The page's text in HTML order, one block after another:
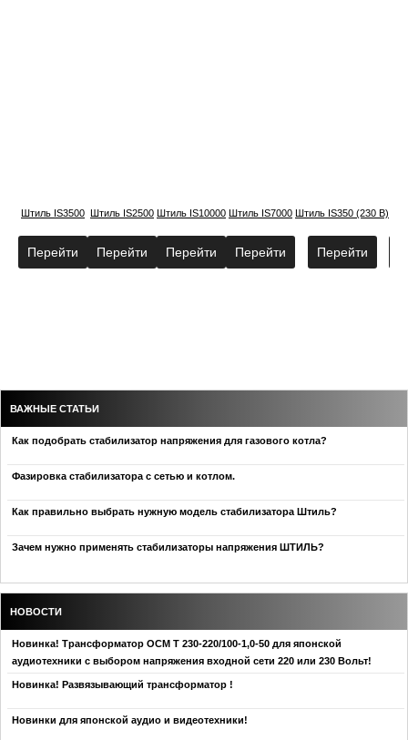
Штиль IS3500
Перейти
Штиль IS2500
Перейти
Штиль IS10000
Перейти
Штиль IS7000
Перейти
Штиль IS350 (230 В)
Перейти
ВАЖНЫЕ СТАТЬИ
Как подобрать стабилизатор напряжения для газового котла?
Фазировка стабилизатора с сетью и котлом.
Как правильно выбрать нужную модель стабилизатора Штиль?
Зачем нужно применять стабилизаторы напряжения ШТИЛЬ?
НОВОСТИ
Новинка! Трансформатор ОСМ Т 230-220/100-1,0-50 для японской
аудиотехники с выбором напряжения входной сети 220 или 230 Вольт!
Новинка! Развязывающий трансформатор !
Новинки для японской аудио и видеотехники!